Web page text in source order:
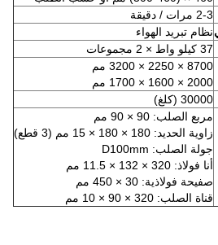
2-3 مرات / دقيقة
نظام تبريد الهواء
37 كيلو واط × 2 مجموعات
8700 × 2250 × 3200 مم
2000 × 1600 × 1700 مم
30000 (كلغ)
مربع الصلب: 90 × 90 مم
زاوية الحديد: 180 × 180 × 15 مم (3 قطع)
جولة الصلب: D100mm
أنا فولاذ: 320 × 132 × 11.5 مم
صفيحة فولاذية: 30 × 450 مم
قناة الصلب: 320 × 90 × 10 مم